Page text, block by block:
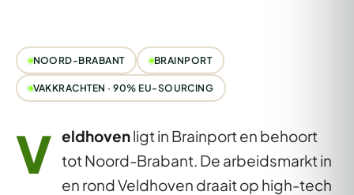
NOORD-BRABANT BRAINPORT
VAKKRACHTEN · 90% EU-SOURCING
V eldhovenligt in Brainport en behoort
tot Noord-Brabant. De arbeidsmarkt in
en rond Veldhoven draait op high-tech